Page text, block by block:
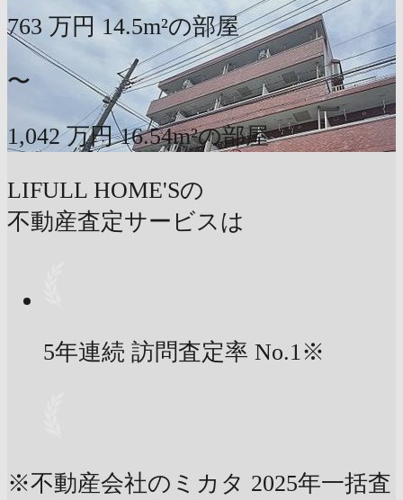
763 万円 14.5m²の部屋
〜
1,042 万円 16.54m²の部屋
LIFULL HOME'Sの
不動産査定サービスは
5年連続 訪問査定率 No.1※
※不動産会社のミカタ 2025年一括査